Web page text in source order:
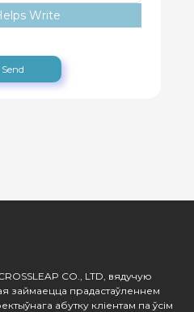
Write
Send
CO., LTD, вядучую
займаецца прадастаўленнем
абутку кліентам па ўсім